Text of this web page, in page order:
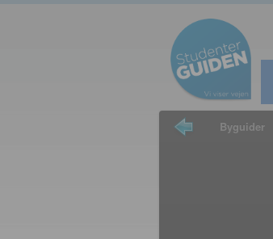
Forsiden Byguider